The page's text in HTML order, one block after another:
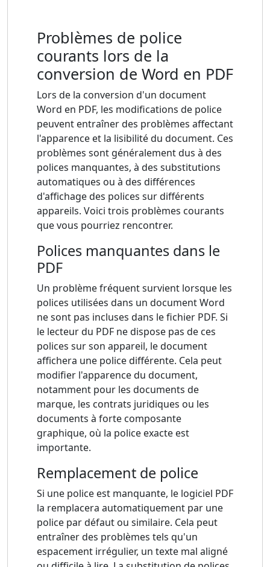
Problèmes de police
courants lors de la
conversion de Word en PDF
Lors de la conversion d'un document
Word en PDF, les modifications de police
peuvent entraîner des problèmes affectant
l'apparence et la lisibilité du document. Ces
problèmes sont généralement dus à des
polices manquantes, à des substitutions
automatiques ou à des différences
d'affichage des polices sur différents
appareils. Voici trois problèmes courants
que vous pourriez rencontrer.
Polices manquantes dans le
PDF
Un problème fréquent survient lorsque les
polices utilisées dans un document Word
ne sont pas incluses dans le fichier PDF. Si
le lecteur du PDF ne dispose pas de ces
polices sur son appareil, le document
affichera une police différente. Cela peut
modifier l'apparence du document,
notamment pour les documents de
marque, les contrats juridiques ou les
documents à forte composante
graphique, où la police exacte est
importante.
Remplacement de police
Si une police est manquante, le logiciel PDF
la remplacera automatiquement par une
police par défaut ou similaire. Cela peut
entraîner des problèmes tels qu'un
espacement irrégulier, un texte mal aligné